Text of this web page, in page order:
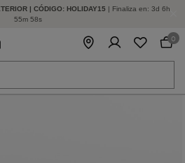
| CÓDIGO: HOLIDAY15 | Finaliza en: 3d 6h
55m 57s
| SEGUNDAS REBAJAS
0